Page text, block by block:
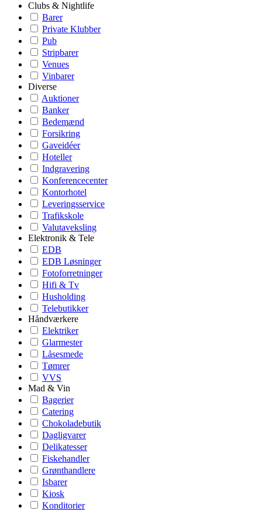
Clubs & Nightlife
Barer
Private Klubber
Pub
Stripbarer
Venues
Vinbarer
Diverse
Auktioner
Banker
Bedemænd
Forsikring
Gaveidéer
Hoteller
Indgravering
Konferencecenter
Kontorhotel
Leveringsservice
Trafikskole
Valutaveksling
Elektronik & Tele
EDB
EDB Løsninger
Fotoforretninger
Hifi & Tv
Husholding
Telebutikker
Håndværkere
Elektriker
Glarmester
Låsesmede
Tømrer
VVS
Mad & Vin
Bagerier
Catering
Chokoladebutik
Dagligvarer
Delikatesser
Fiskehandler
Grønthandlere
Isbarer
Kiosk
Konditorier